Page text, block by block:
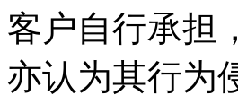
客户自行承担
亦认为其行为